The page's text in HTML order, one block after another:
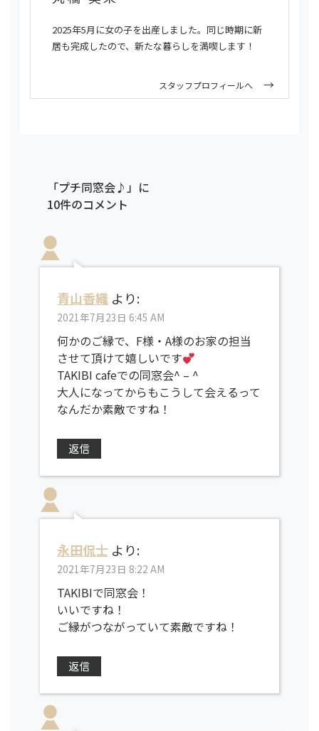
2025年5月に女の子を出産しました。同じ時期に新
居も完成したので、新たな暮らしを満喫します！
スタッフプロフィールへ
「プチ同窓会♪」に
10件のコメント
青山香織 より:
2021年7月23日 6:45 AM
何かのご縁で、F様・A様のお家の担当
させて頂けて嬉しいです
TAKIBI cafeでの同窓会^ – ^
大人になってからもこうして会えるって
なんだか素敵ですね！
返信
永田侃士 より:
2021年7月23日 8:22 AM
TAKIBIで同窓会！
いいですね！
ご縁がつながっていて素敵ですね！
返信